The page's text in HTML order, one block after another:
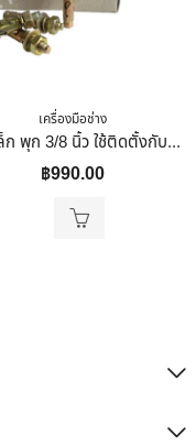
เครื่องมือช่าง
พุ๊กเหล็ก พุก 3/8 นิ้ว ใช้ติดตั้งกับอิฐ หิน คอนกรีต อื่นๆ 65 ตัวต่อกล่อง
฿990.00